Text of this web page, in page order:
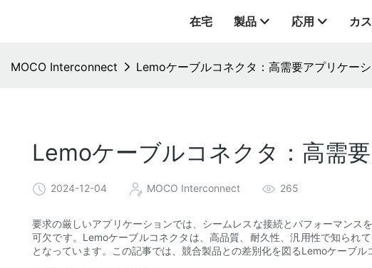
在宅 製品 応用 カ
MOCO Interconnect Lemoケーブルコネクタ：高需要アプリケー
Lemoケーブルコネクタ：高需
2024-12-04 MOCO Interconnect 265
要求の厳しいアプリケーションでは、シームレスな接続とパフォーマンス
可欠です。Lemoケーブルコネクタは、高品質、耐久性、汎用性で知られ
となっています。この記事では、競合製品との差別化を図るLemoケーブル